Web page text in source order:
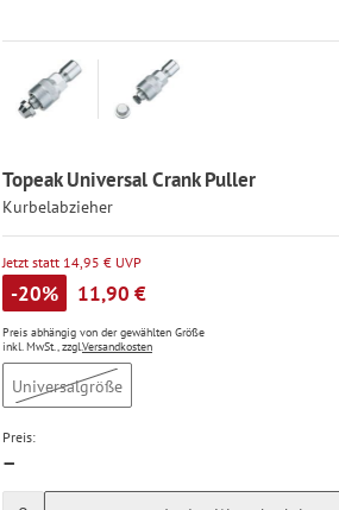
Topeak Universal Crank Puller
Kurbelabzieher
Jetzt statt 14,95 € UVP
-20% 11,90 €
Preis abhängig von der gewählten Größe
inkl. MwSt., zzgl.Versandkosten
Universalgröße
Preis:
—